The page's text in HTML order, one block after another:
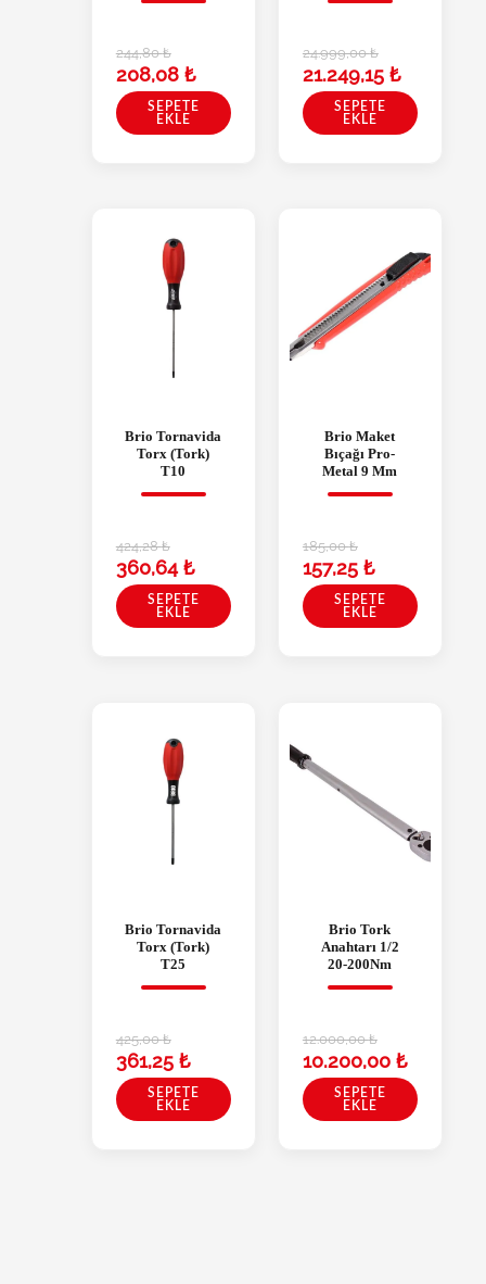
244,80₺
208,08 ₺
SEPETE
EKLE
24.999,00₺
21.249,15 ₺
SEPETE
EKLE
Brio Tornavida
Torx (Tork)
T10
424,28₺
360,64₺
SEPETE
EKLE
Brio Maket
Bıçağı Pro-
Metal 9 Mm
185,00₺
157,25 ₺
SEPETE
EKLE
Brio Tornavida
Torx (Tork)
T25
425,00₺
361,25 ₺
SEPETE
EKLE
Brio Tork
Anahtarı 1/2
20-200Nm
12.000,00₺
10.200,00 ₺
SEPETE
EKLE